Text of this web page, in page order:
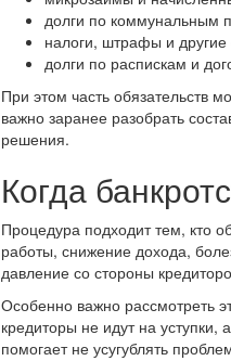
долги по коммунальным
налоги, штрафы и
долги по распискам и
При этом часть обязательств
важно заранее разобрать
решения.
Когда
Процедура подходит тем, кто
работы, снижение дохода,
давление со стороны
Особенно важно рассмотреть
кредиторы не идут на уступки,
помогает не усугублять